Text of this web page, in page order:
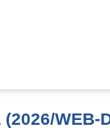
WEB-